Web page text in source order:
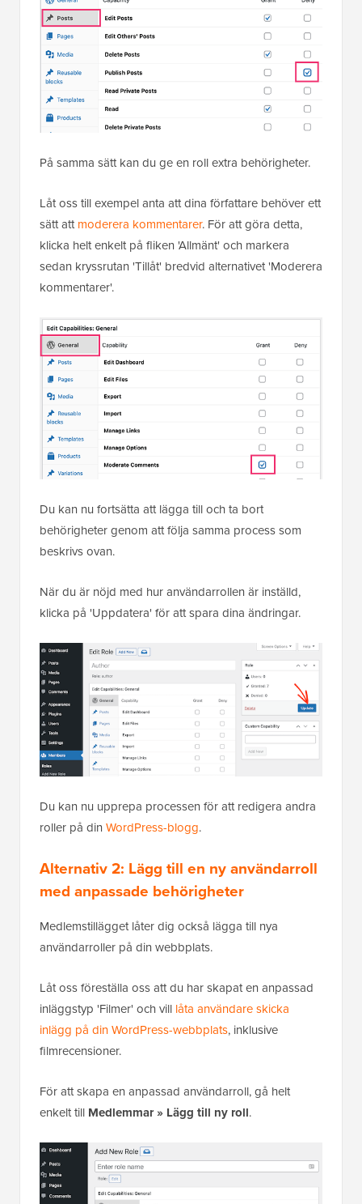
På samma sätt kan du ge en roll extra behörigheter.
Låt oss till exempel anta att dina författare behöver ett
sätt attmoderera kommentarer. För att göra detta,
klicka helt enkelt på fliken 'Allmänt' och markera
sedan kryssrutan 'Tillåt' bredvid alternativet 'Moderera
kommentarer'.
Du kan nu fortsätta att lägga till och ta bort
behörigheter genom att följa samma process som
beskrivs ovan.
När du är nöjd med hur användarrollen är inställd,
klicka på 'Uppdatera' för att spara dina ändringar.
Du kan nu upprepa processen för att redigera andra
roller på din WordPress-blogg.
Alternativ 2: Lägg till en ny användarroll
med anpassade behörigheter
Medlemstillägget låter dig också lägga till nya
användarroller på din webbplats.
Låt oss föreställa oss att du har skapat en anpassad
inläggstyp 'Filmer' och vill låta användare skicka
inlägg på din WordPress-webbplats, inklusive
filmrecensioner.
För att skapa en anpassad användarroll, gå helt
enkelt till Medlemmar » Lägg till ny roll.